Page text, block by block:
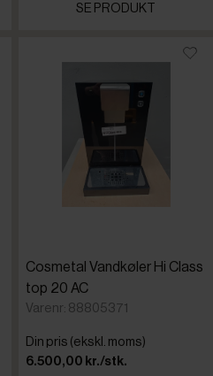
SE PRODUKT
Cosmetal Vandkøler Hi Class
top 20 AC
Varenr: 88805371
Din pris (ekskl. moms)
6.500,00 kr./stk.